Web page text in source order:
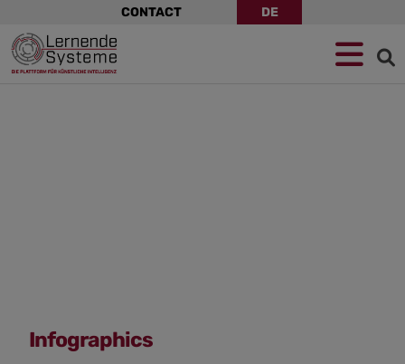
to
navigation
to
main
content
to
footer
CONTACT DE
Infographics